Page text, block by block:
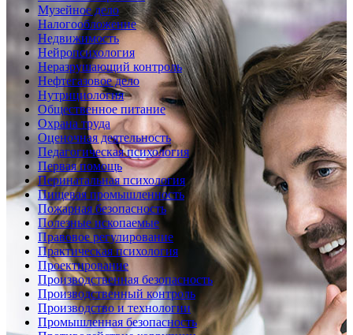
Музейное дело
Налогообложение
Недвижимость
Нейропсихология
Неразрушающий контроль
Нефтегазовое дело
Нутрициология
Общественное питание
Охрана труда
Оценочная деятельность
Педагогическая психология
Первая помощь
Перинатальная психология
Пищевая промышленность
Пожарная безопасность
Полезные ископаемые
Правовое регулирование
Практическая психология
Проектирование
Производственная безопасность
Производственный контроль
Производство и технологии
Промышленная безопасность